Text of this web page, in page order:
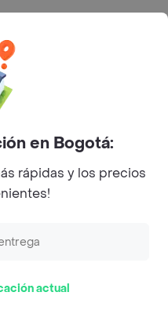
en Bogotá:
rápidas y los precios
actual